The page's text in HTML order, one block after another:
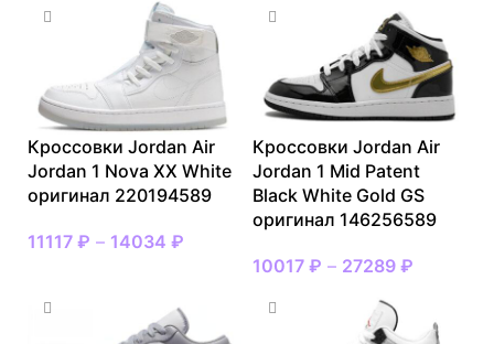
Кроссовки Jordan Air
Jordan 1 Nova XX White
оригинал 220194589
11117 ₽ – 14034 ₽
Кроссовки Jordan Air
Jordan 1 Mid Patent
Black White Gold GS
оригинал 146256589
10017 ₽ – 27289 ₽